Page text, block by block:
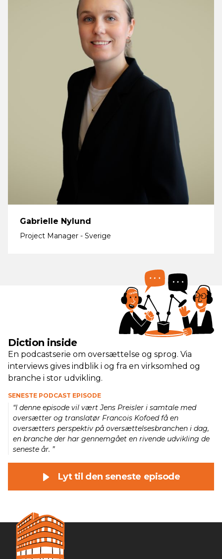
Gabrielle Nylund
Project Manager - Sverige
Diction inside
En podcastserie om oversættelse og sprog. Via
interviews gives indblik i og fra en virksomhed og
branche i stor udvikling.
SENESTE PODCAST EPISODE
“I denne episode vil vært Jens Preisler i samtale med
oversætter og translatør Francois Kofoed få en
oversætters perspektiv på oversættelsesbranchen i dag,
en branche der har gennemgået en rivende udvikling de
seneste år. ”
Lyt til den seneste episode